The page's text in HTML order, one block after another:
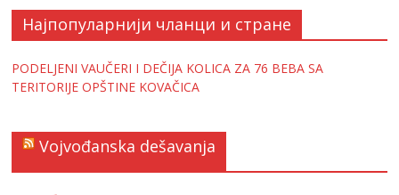
Најпопуларнији чланци и стране
PODELJENI VAUČERI I DEČIJA KOLICA ZA 76 BEBA SA
TERITORIJE OPŠTINE KOVAČICA
Vojvođanska dešavanja